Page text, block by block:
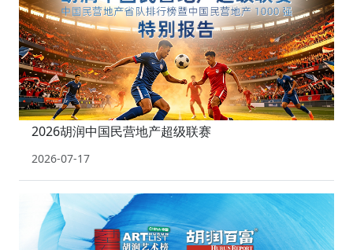
2026胡润中国民营地产超级联赛
2026-07-17